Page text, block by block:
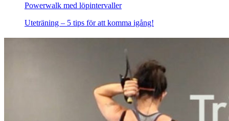
Powerwalk med löpintervaller
Uteträning – 5 tips för att komma igång!